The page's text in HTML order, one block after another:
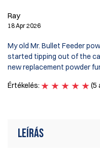
Ray
18 Apr 2026
My old Mr. Bullet Feeder
started tipping out of the
new replacement powder
Értékelés:
(5
Leírás